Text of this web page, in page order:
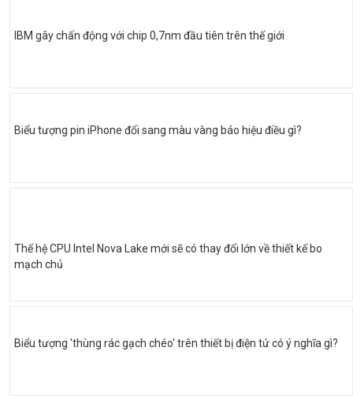
IBM gây chấn động với chip 0,7nm đầu tiên trên thế giới
Biểu tượng pin iPhone đổi sang màu vàng báo hiệu điều gì?
Thế hệ CPU Intel Nova Lake mới sẽ có thay đổi lớn về thiết kế bo
mạch chủ
Biểu tượng 'thùng rác gạch chéo' trên thiết bị điện tử có ý nghĩa gì?